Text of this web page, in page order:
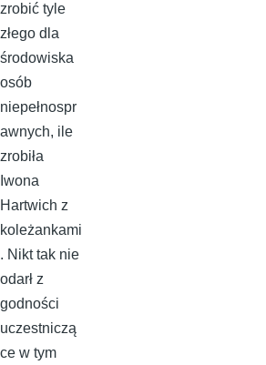
zrobić tyle
złego dla
środowiska
osób
niepełnospr
awnych, ile
zrobiła
Iwona
Hartwich z
koleżankami
. Nikt tak nie
odarł z
godności
uczestniczą
ce w tym